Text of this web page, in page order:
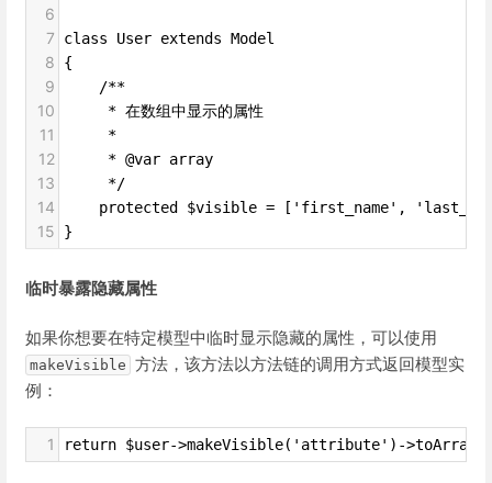
6
7
class User extends Model
8 {
9
    /**
10
     * 在数组中显示的属性
11
     *
12
     * @var array
13
     */
14
protected $visible = ['first_name',
15 }
临时暴露隐藏属性
如果你想要在特定模型中临时显示隐藏的属性，可以使用
makeVisible 方法，该方法以方法链的调用方式返回模型实
例：
1 return $user->makeVisible('attribute')-